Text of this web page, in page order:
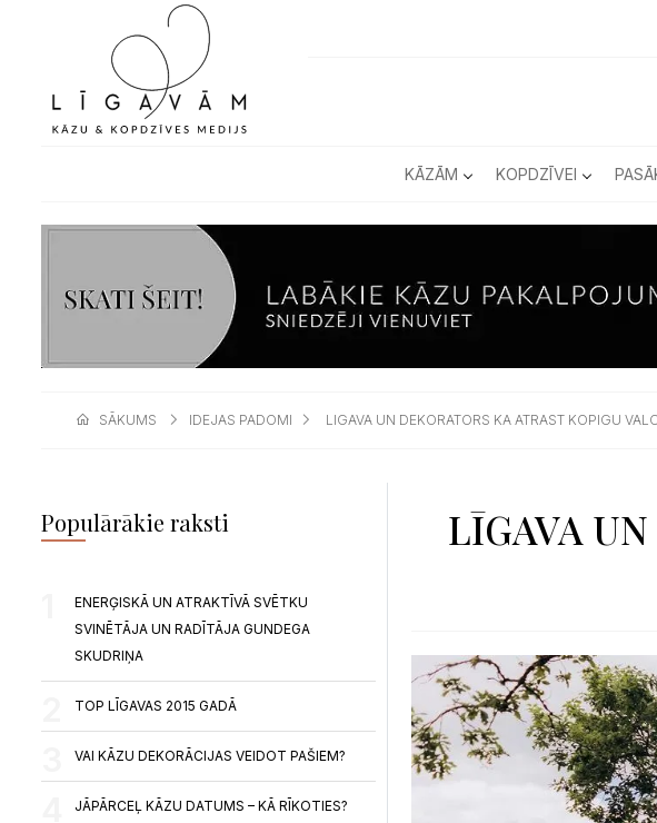
KĀZĀM KOPDZĪVEI
SĀKUMS IDEJAS PADOMI LIGAVA UN DEKORATORS KA ATRAST KOPIGU
Populārākie raksti
ENERĢISKĀ UN ATRAKTĪVĀ SVĒTKU
SVINĒTĀJA UN RADĪTĀJA GUNDEGA
SKUDRIŅA
TOP LĪGAVAS 2015 GADĀ
VAI KĀZU DEKORĀCIJAS VEIDOT PAŠIEM?
JĀPĀRCEĻ KĀZU DATUMS – KĀ RĪKOTIES?
LĪGAVA